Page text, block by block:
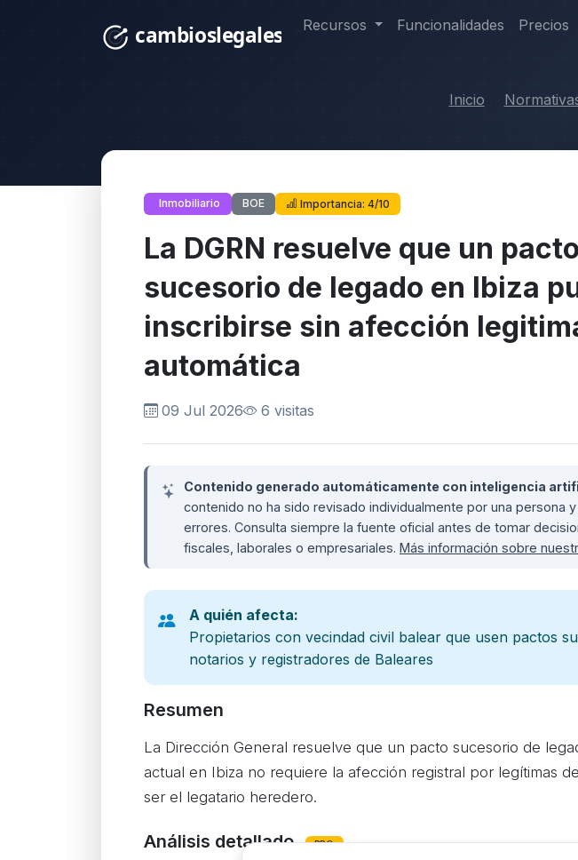
Recursos Funcionalidades Precios
Inicio
Inmobiliario BOE Importancia: 4/10
La DGRN resuelve que un pacto
sucesorio de legado en Ibiza
inscribirse sin afección
automática
09 Jul 2026 6 visitas
Contenido generado automáticamente con inteligencia
contenido no ha sido revisado individualmente por una persona
errores. Consulta siempre la fuente oficial antes de tomar
fiscales, laborales o empresariales. Más información sobre
A quién afecta:
Propietarios con vecindad civil balear que usen pactos
notarios y registradores de Baleares
Resumen
La Dirección General resuelve que un pacto sucesorio de
actual en Ibiza no requiere la afección registral por legítimas
ser el legatario heredero.
Análisis detallado PRO